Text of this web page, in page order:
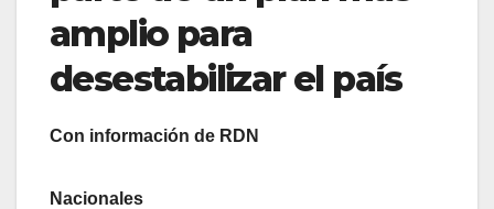
amplio para
desestabilizar el país
Con información de RDN
Nacionales